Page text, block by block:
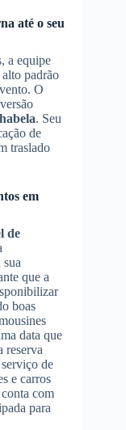
até o seu
a equipe
padrão
O
. Seu
de
traslado
em
de
que a
boas
data que
reserva
de
e carros
com
para